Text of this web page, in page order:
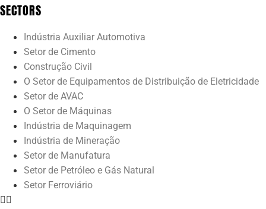
SECTORS
Indústria Auxiliar Automotiva
Setor de Cimento
Construção Civil
O Setor de Equipamentos de Distribuição de Eletricidade
Setor de AVAC
O Setor de Máquinas
Indústria de Maquinagem
Indústria de Mineração
Setor de Manufatura
Setor de Petróleo e Gás Natural
Setor Ferroviário